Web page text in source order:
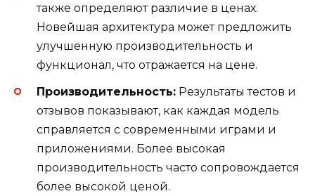
также определяют различие в ценах.
Новейшая архитектура может предложить
улучшенную производительность и
функционал, что отражается на цене.
Производительность: Результаты тестов и
отзывов показывают, как каждая модель
справляется с современными играми и
приложениями. Более высокая
производительность часто сопровождается
более высокой ценой.